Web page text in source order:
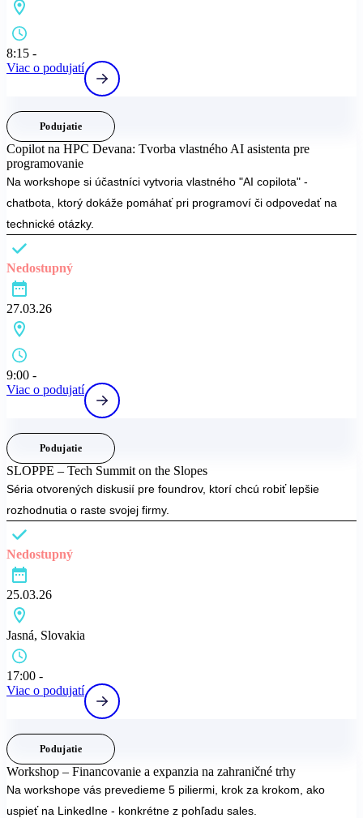
8:15 -
Viac o podujatí
Podujatie
Copilot na HPC Devana: Tvorba vlastného AI asistenta pre
programovanie
Na workshope si účastníci vytvoria vlastného "AI copilota" -
chatbota, ktorý dokáže pomáhať pri programoví či odpovedať na
technické otázky.
Nedostupný
27.03.26
9:00 -
Viac o podujatí
Podujatie
SLOPPE – Tech Summit on the Slopes
Séria otvorených diskusií pre foundrov, ktorí chcú robiť lepšie
rozhodnutia o raste svojej firmy.
Nedostupný
25.03.26
Jasná, Slovakia
17:00 -
Viac o podujatí
Podujatie
Workshop – Financovanie a expanzia na zahraničné trhy
Na workshope vás prevedieme 5 piliermi, krok za krokom, ako
uspieť na LinkedIne - konkrétne z pohľadu sales.